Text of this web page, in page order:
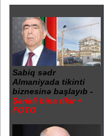
Sabiq sədr
Almaniyada tikinti
biznesinə başlayıb -
Şərikli bina tikir +
FOTO